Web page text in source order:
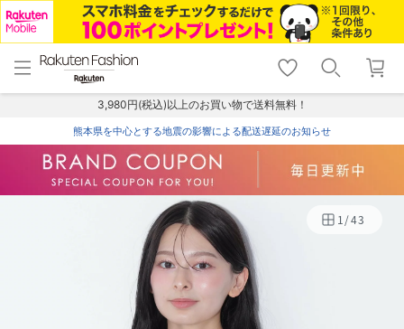
menu home
トップ
shopping_cart lock_outline
ログイン
3,980円(税込)以上のお買い物で送料無料！
熊本県を中心とする地震の影響による配送遅延のお知らせ
1/43